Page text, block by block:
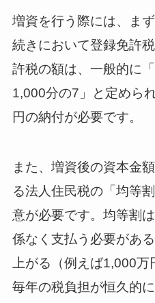
増資を行う際には、ま
続きにおいて登録免許
許税の額は、一般的に
1,000分の7」と定めら
円の納付が必要です。
また、増資後の資本金
る法人住民税の「均等
意が必要です。均等割
係なく支払う必要があ
上がる（例えば1,000
毎年の税負担が恒久的